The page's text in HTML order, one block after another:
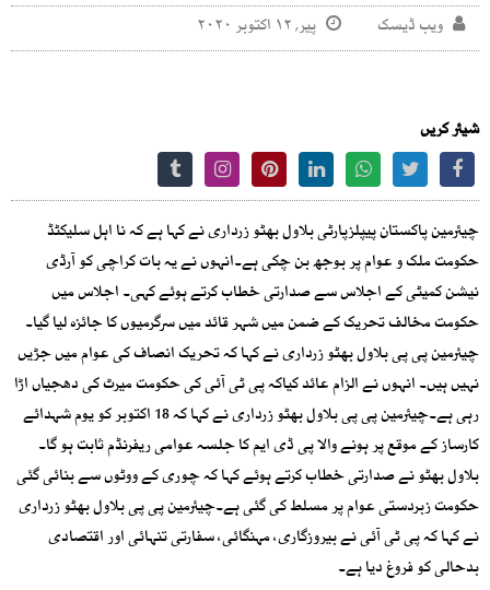
ویب ڈیسک پیر, ۱۲ اکتوبر ۲۰۲۰
شیئر کریں
چیئرمین پاکستان پیپلزپارٹی بلاول بھٹو زرداری نے کہا ہے کہ نا اہل سلیکٹڈ
حکومت ملک و عوام پر بوجھ بن چکی ہے۔انہوں نے یہ بات کراچی کو آرڈی
نیشن کمیٹی کے اجلاس سے صدارتی خطاب کرتے ہوئے کہی۔ اجلاس میں
حکومت مخالف تحریک کے ضمن میں شہر قائد میں سرگرمیوں کا جائزہ لیا گیا۔
چیئرمین پی پی بلاول بھٹو زرداری نے کہا کہ تحریک انصاف کی عوام میں جڑیں
نہیں ہیں۔ انہوں نے الزام عائد کیاکہ پی ٹی آئی کی حکومت میرٹ کی دھجیاں اڑا
رہی ہے۔چیئرمین پی پی بلاول بھٹو زرداری نے کہا کہ 18 اکتوبر کو یوم شہدائے
کارساز کے موقع پر ہونے والا پی ڈی ایم کا جلسہ عوامی ریفرنڈم ثابت ہو گا۔
بلاول بھٹو نے صدارتی خطاب کرتے ہوئے کہا کہ چوری کے ووٹوں سے بنائی گئی
حکومت زبردستی عوام پر مسلط کی گئی ہے۔چیئرمین پی پی بلاول بھٹو زرداری
نے کہا کہ پی ٹی آئی نے بیروزگاری، مہنگائی، سفارتی تنہائی اور اقتصادی
بدحالی کو فروغ دیا ہے۔